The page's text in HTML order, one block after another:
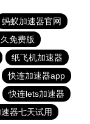
蚂蚁加速器官网
免费版
纸飞机加速器
快连加速器app
快连lets加速器
器七天试用